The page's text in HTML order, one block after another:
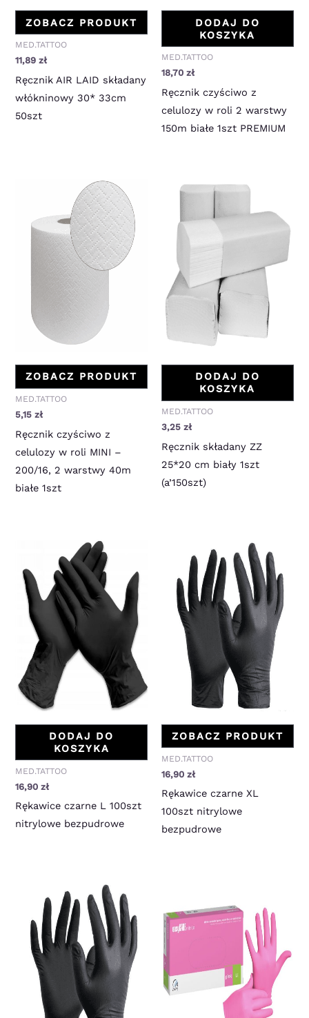
ZOBACZ PRODUKT
MED.TATTOO
11,89zł
Ręcznik AIR LAID składany
włókninowy 30* 33cm
50szt
DODAJ DO
KOSZYKA
MED.TATTOO
18,70 zł
Ręcznik czyściwo z
celulozy w roli 2 warstwy
150m białe 1szt PREMIUM
ZOBACZ PRODUKT
MED.TATTOO
5,15zł
Ręcznik czyściwo z
celulozy w roli MINI –
200/16, 2 warstwy 40m
białe 1szt
DODAJ DO
KOSZYKA
MED.TATTOO
3,25 zł
Ręcznik składany ZZ
25*20 cm biały 1szt
(a’150szt)
DODAJ DO
KOSZYKA
MED.TATTOO
16,90zł
Rękawice czarne L 100szt
nitrylowe bezpudrowe
ZOBACZ PRODUKT
MED.TATTOO
16,90 zł
Rękawice czarne XL
100szt nitrylowe
bezpudrowe